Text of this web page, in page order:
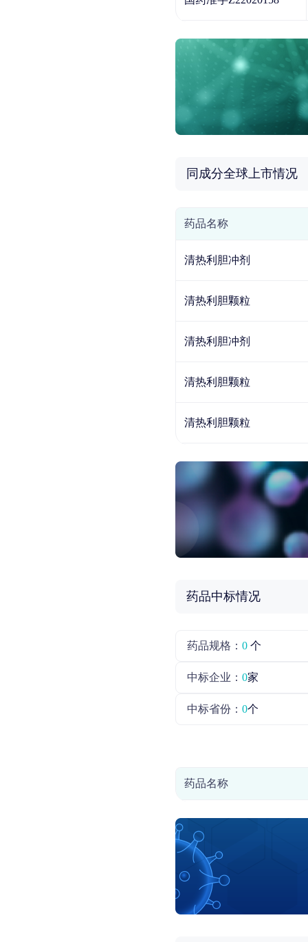
同成分全球上市情况
药品名称
清热利胆冲剂
清热利胆颗粒
清热利胆冲剂
清热利胆颗粒
清热利胆颗粒
药品中标情况
药品规格： 0 个
中标企业： 0家
中标省份： 0个
药品名称